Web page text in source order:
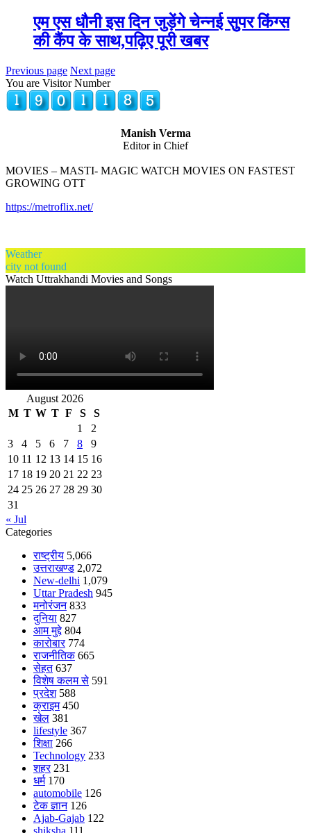
एम एस धौनी इस दिन जुड़ेंगे चेन्नई सुुपर किंग्स
की कैंप के साथ,पढ़िए पूरी खबर
Previous page Next page
You are Visitor Number
Manish Verma
Editor in Chief
MOVIES – MASTI- MAGIC WATCH MOVIES ON FASTEST
GROWING OTT
https://metroflix.net/
Weather
city not found
Watch Uttrakhandi Movies and Songs
August 2026
M T W T F S
S
1
2
3
4 5 6 7 8
9
10 11 12 13 14 15 16
17 18 19 20 21 22 23
24 25 26 27 28 29 30
31
« Jul
Categories
राष्ट्रीय 5,066
उत्तराखण्ड 2,072
New-delhi 1,079
Uttar Pradesh 945
मनोरंजन 833
दुनिया 827
आम मुद्दे 804
कारोबार 774
राजनीतिक 665
सेहत 637
विशेष कलम से 591
प्रदेश 588
क्राइम 450
खेल 381
lifestyle 367
शिक्षा 266
Technology 233
शहर 231
धर्म 170
automobile 126
टेक ज्ञान 126
Ajab-Gajab 122